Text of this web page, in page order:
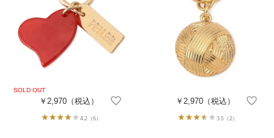
￥2,970 （税込）
4.2 （6）
￥2,970（税込）
3.5（2）